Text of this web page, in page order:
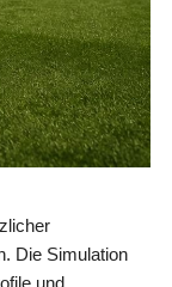
Die Simulation